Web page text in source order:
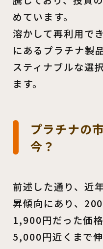
めています。
溶かして再利用で
にあるプラチナ製
スティナブルな選
ます。
プラチナの
今？
前述した通り、近
昇傾向にあり、
1,900円だった価
5,000円近くまで伸